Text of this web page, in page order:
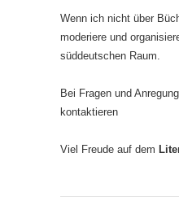
Wenn ich nicht über
moderiere und
süddeutschen Raum.
Bei Fragen und
kontaktieren
Viel Freude auf dem